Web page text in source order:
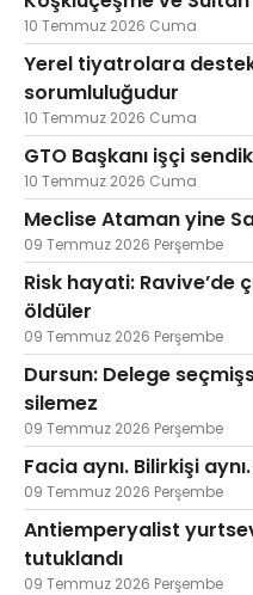
10 Temmuz 2026 Cuma
Yerel tiyatrolara
sorumluluğudur
10 Temmuz 2026 Cuma
GTO Başkanı işçi
10 Temmuz 2026 Cuma
Meclise Ataman yine
09 Temmuz 2026 Perşembe
Risk hayati: Ravive’de
öldüler
09 Temmuz 2026 Perşembe
Dursun: Delege
silemez
09 Temmuz 2026 Perşembe
Facia aynı. Bilirkişi
09 Temmuz 2026 Perşembe
Antiemperyalist
tutuklandı
09 Temmuz 2026 Perşembe